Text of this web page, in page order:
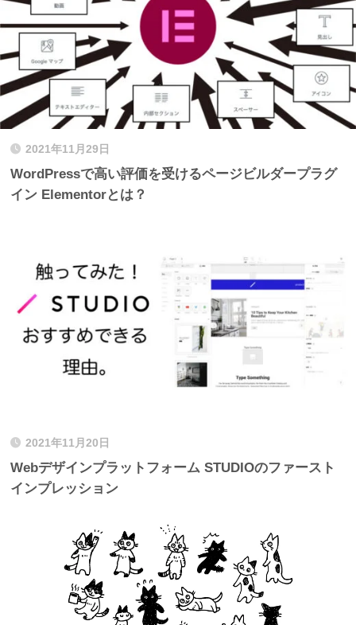
2021年11月29日
WordPressで高い評価を受けるページビルダープラグ
イン Elementorとは？
2021年11月20日
Webデザインプラットフォーム STUDIOのファースト
インプレッション